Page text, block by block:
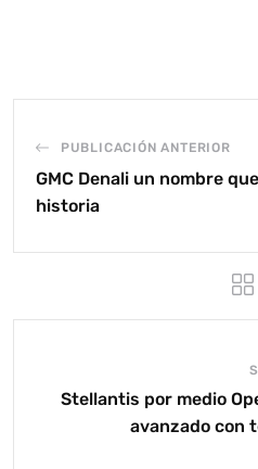
PUBLICACIÓN ANTERIOR
GMC Denali un nombre
historia
Stellantis por medio
avanzado con